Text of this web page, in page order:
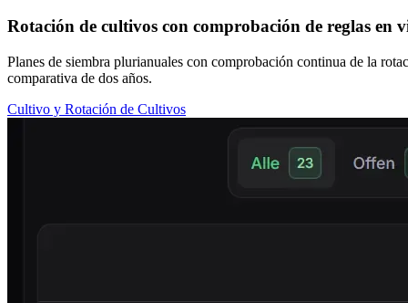
Rotación de cultivos con comprobación de reglas en
Planes de siembra plurianuales con comprobación continua de la
comparativa de dos años.
Cultivo y Rotación de Cultivos